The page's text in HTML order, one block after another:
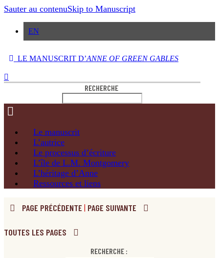
Sauter au contenuSkip to Manuscript
EN
LE MANUSCRIT D’ANNE OF GREEN GABLES
RECHERCHE
Le manuscrit
L’autrice
Le processus d’écriture
L’île de L.M. Montgomery
L’héritage d’Anne
Ressources et liens
PAGE PRÉCÉDENTE | PAGE SUIVANTE
TOUTES LES PAGES
RECHERCHE :